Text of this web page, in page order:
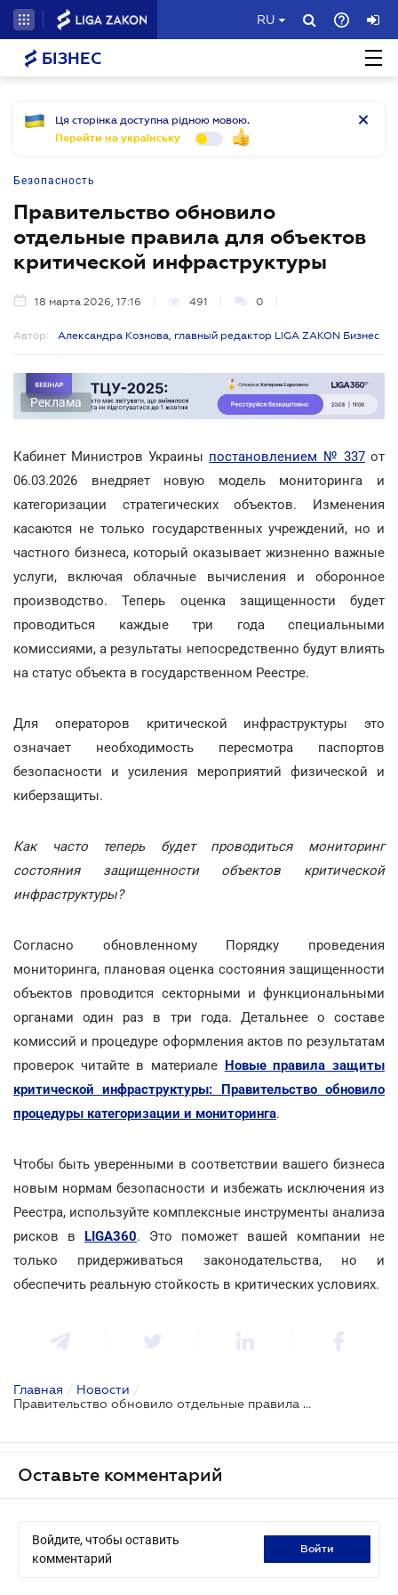
RU
БІЗНЕС
Ця сторінка доступна рідною мовою.
Перейти на українську
Безопасность
Правительство обновило
отдельные правила для объектов
критической инфраструктуры
18 марта 2026, 17:16 491 0
Автор: Александра Кознова, главный редактор LIGA ZAKON Бизнес
Реклама
Кабинет Министров Украины постановлением № 337от
06.03.2026 внедряет новую модель мониторинга и
категоризации стратегических объектов. Изменения
касаются не только государственных учреждений, но и
частного бизнеса, который оказывает жизненно важные
услуги, включая облачные вычисления и оборонное
производство. Теперь оценка защищенности будет
проводиться каждые три года специальными
комиссиями, а результаты непосредственно будут влиять
на статус объекта в государственном Реестре.
Для операторов критической инфраструктуры это
означает необходимость пересмотра паспортов
безопасности и усиления мероприятий физической и
киберзащиты.
Как часто теперь будет проводиться мониторинг
состояния защищенности объектов критической
инфраструктуры?
Согласно обновленному Порядку проведения
мониторинга, плановая оценка состояния защищенности
объектов проводится секторными и функциональными
органами один раз в три года. Детальнее о составе
комиссий и процедуре оформления актов по результатам
проверок читайте в материале Новые правила защиты
критической инфраструктуры: Правительство обновило
процедуры категоризации и мониторинга.
Чтобы быть уверенными в соответствии вашего бизнеса
новым нормам безопасности и избежать исключения из
Реестра, используйте комплексные инструменты анализа
рисков в LIGA360. Это поможет вашей компании не
только придерживаться законодательства, но и
обеспечить реальную стойкость в критических условиях.
Главная / Новости /
Правительство обновило отдельные правила для объектов критической инфраструктуры
Оставьте комментарий
Войдите, чтобы оставить
комментарий
войти